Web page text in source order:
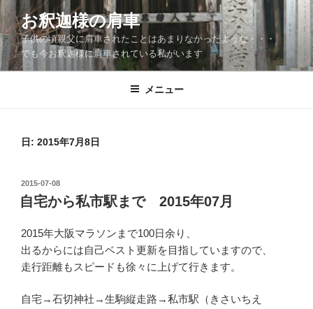
コ
ン
テ
ン
ツ
お釈迦様の肩車
子供の頃親父に肩車されたことはあまりなかったような・・・
でも今お釈迦様に肩車されている私がいます
メニュー
日: 2015年7月8日
投
稿
日:
2015-07-08
自宅から私市駅まで 2015年07月
2015年大阪マラソンまで100日余り、
出るからには自己ベスト更新を目指していますので、
走行距離もスピードも徐々に上げて行きます。
自宅→石切神社→生駒縦走路→私市駅（きさいちえ